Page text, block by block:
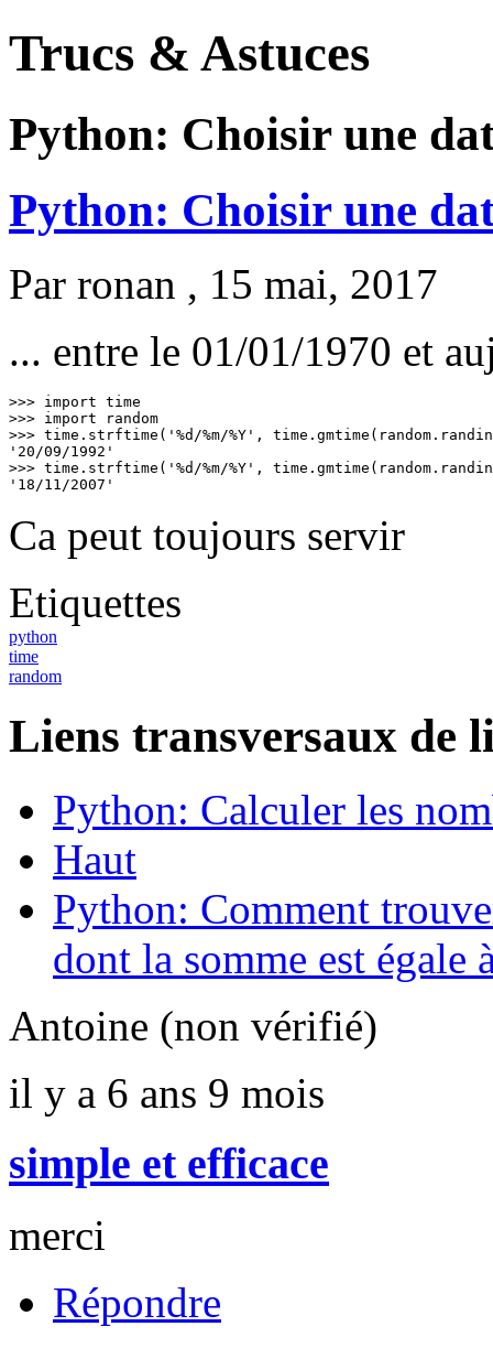
Trucs & Astuces
Python: Choisir une
Python: Choisir une
Par ronan , 15 mai, 2017
... entre le 01/01/1970 et
>>> import time
>>> import random
>>> time.strftime('%d/%m/%Y',
'20/09/1992'
>>> time.strftime('%d/%m/%Y',
'18/11/2007'
Ca peut toujours servir
Etiquettes
python
time
random
Liens transversaux de
Python: Calculer les
Haut
Python: Comment
dont la somme est égale
Antoine (non vérifié)
il y a 6 ans 9 mois
simple et efficace
merci
Répondre